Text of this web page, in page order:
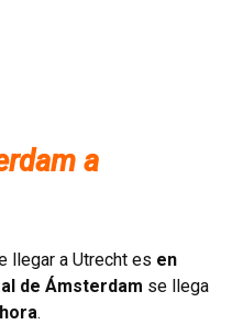
a
llegar a Utrecht es en
de Ámsterdam se llega
.